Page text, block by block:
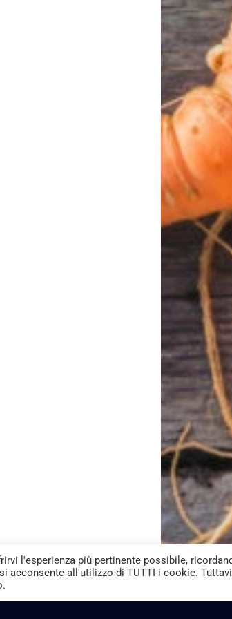
l'esperienza più pertinente possibile,
acconsente all'utilizzo di TUTTI i cookie.